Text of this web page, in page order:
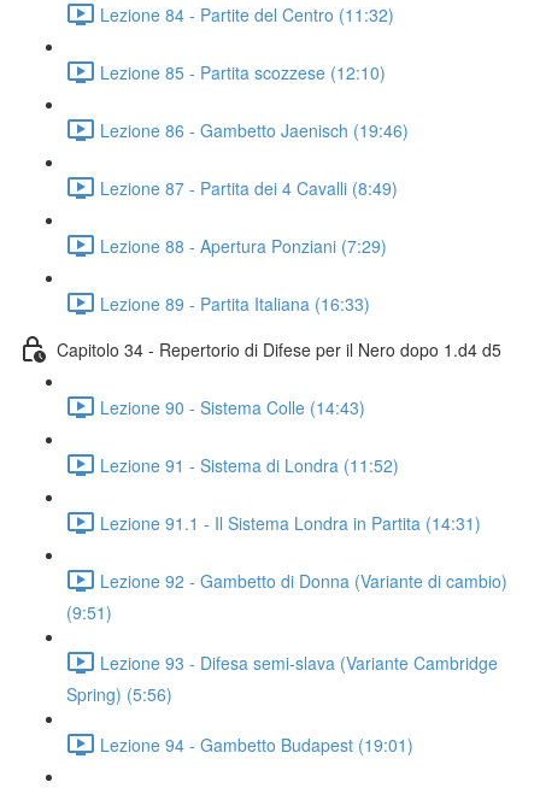
Lezione 84 - Partite del Centro (11:32)
Lezione 85 - Partita scozzese (12:10)
Lezione 86 - Gambetto Jaenisch (19:46)
Lezione 87 - Partita dei 4 Cavalli (8:49)
Lezione 88 - Apertura Ponziani (7:29)
Lezione 89 - Partita Italiana (16:33)
Capitolo 34 - Repertorio di Difese per il Nero dopo 1.d4 d5
Lezione 90 - Sistema Colle (14:43)
Lezione 91 - Sistema di Londra (11:52)
Lezione 91.1 - Il Sistema Londra in Partita (14:31)
Lezione 92 - Gambetto di Donna (Variante di cambio)
(9:51)
Lezione 93 - Difesa semi-slava (Variante Cambridge
Spring) (5:56)
Lezione 94 - Gambetto Budapest (19:01)